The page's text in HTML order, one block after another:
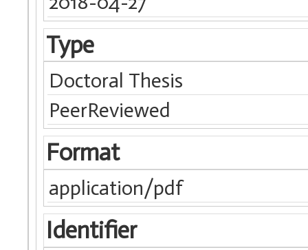
Type
Doctoral Thesis
PeerReviewed
Format
application/pdf
Identifier